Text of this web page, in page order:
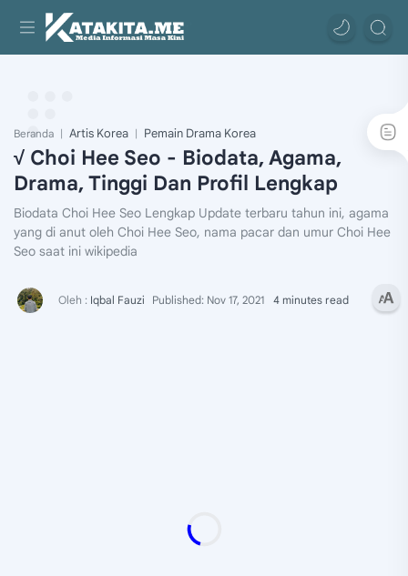
Beranda Artis Korea Pemain Drama Korea
√ Choi Hee Seo - Biodata, Agama,
Drama, Tinggi Dan Profil Lengkap
Biodata Choi Hee Seo Lengkap Update terbaru tahun ini, agama
yang di anut oleh Choi Hee Seo, nama pacar dan umur Choi Hee
Seo saat ini wikipedia
4 minutes read